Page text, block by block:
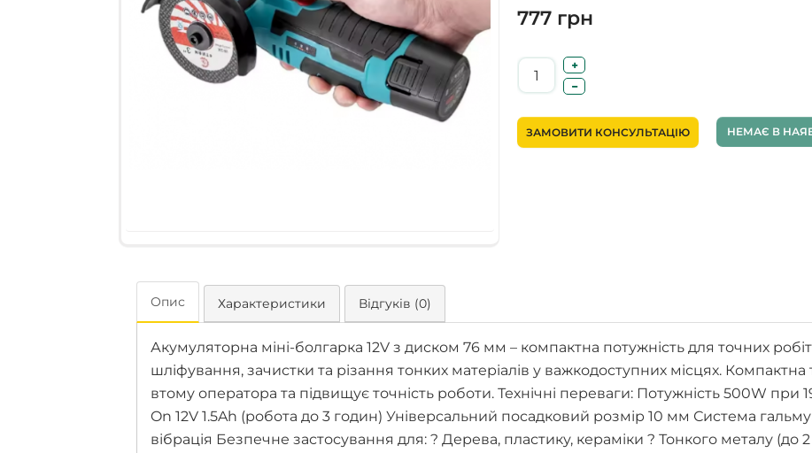
777 грн
ЗАМОВИТИ КОНСУЛЬТАЦІЮ НЕМАЄ В
Опис Характеристики Відгуків (0)
Акумуляторна міні-болгарка 12V з диском 76 мм – компактна потужність для точних
шліфування, зачистки та різання тонких матеріалів у важкодоступних місцях.
втому оператора та підвищує точність роботи. Технічні переваги: Потужність 500W при
On 12V 1.5Ah (робота до 3 годин) Універсальний посадковий розмір 10 мм Система
вібрація Безпечне застосування для: ? Дерева, пластику, кераміки ? Тонкого металу (до